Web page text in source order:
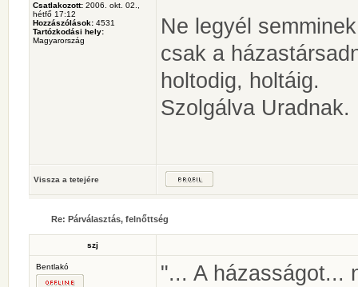
Csatlakozott: 2006. okt. 02.,
hétfő 17:12
Hozzászólások: 4531
Tartózkodási hely:
Magyarország
Ne legyél
csak a
holtodig, holtáig.
Szolgálva Uradnak.
Vissza a tetejére
Re: Párválasztás, felnőttség
szj
Bentlakó
"... A házasságot...